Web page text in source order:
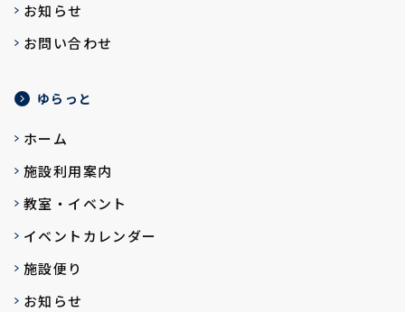
お知らせ
お問い合わせ
ゆらっと
ホーム
施設利用案内
教室・イベント
イベントカレンダー
施設便り
お知らせ